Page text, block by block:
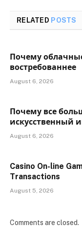
RELATED POSTS
Почему
востребованнее
August 6, 2026
Почему все
искусственный
August 6, 2026
Casino On-line
Transactions
August 5, 2026
Comments are closed.